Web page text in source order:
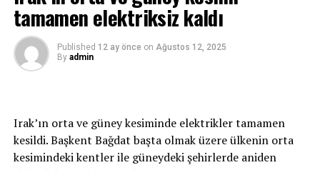
genelinde gölgede hissedilen sıcaklık 36-39 derece.
Güneş altında ve asfalt alanlarda ise sıcaklık 50 dereceyi
geçiyor.
tamamen elektriksiz kaldı
Published 12 ay önce on Ağustos 12, 2025
By admin
Irak’ın orta ve güney kesiminde elektrikler tamamen
kesildi. Başkent Bağdat başta olmak üzere ülkenin orta
kesimindeki kentler ile güneydeki şehirlerde aniden